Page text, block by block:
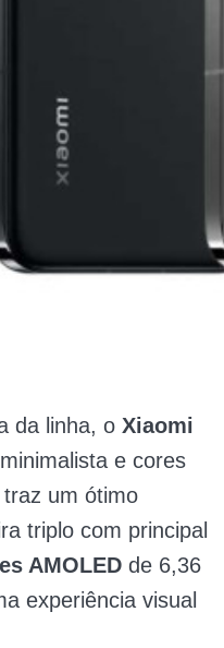
da linha, o Xiaomi
e cores
um ótimo
triplo com principal
AMOLED de 6,36
experiência visual